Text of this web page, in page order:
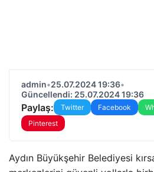
admin•25.07.2024 19:36•
Güncellendi: 25.07.2024 19:36
Paylaş: Twitter Facebook
Pinterest
Aydın Büyükşehir Belediyesi